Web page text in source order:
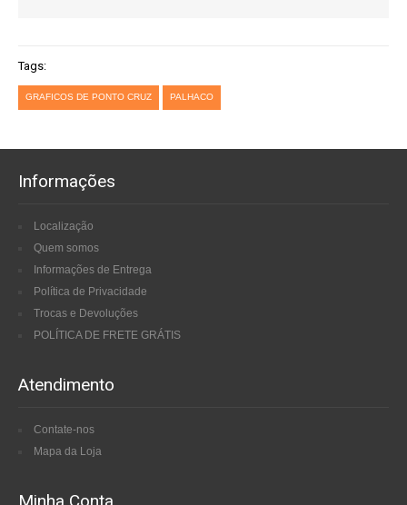
Tags:
GRAFICOS DE PONTO CRUZ PALHACO
Informações
Localização
Quem somos
Informações de Entrega
Política de Privacidade
Trocas e Devoluções
POLÍTICA DE FRETE GRÁTIS
Atendimento
Contate-nos
Mapa da Loja